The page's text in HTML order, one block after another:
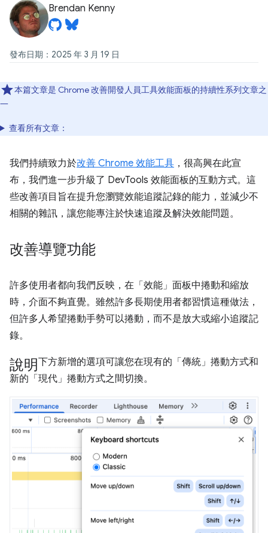
Brendan Kenny
發布日期：2025 年 3 月 19 日
本篇文章是 Chrome 改善開發人員工具效能面板的持續性系列文章之
一
查看所有文章：
我們持續致力於改善 Chrome 效能工具 ，很高興在此宣
布，我們進一步升級了 DevTools 效能面板的互動方式。這
些改善項目旨在提升您瀏覽效能追蹤記錄的能力，並減少不
相關的雜訊，讓您能專注於快速追蹤及解決效能問題。
改善導覽功能
許多使用者都向我們反映，在「效能」面板中捲動和縮放
時，介面不夠直覺。雖然許多長期使用者都習慣這種做法，
但許多人希望捲動手勢可以捲動，而不是放大或縮小追蹤記
錄。
說明下方新增的選項可讓您在現有的「傳統」捲動方式和
新的「現代」捲動方式之間切換。